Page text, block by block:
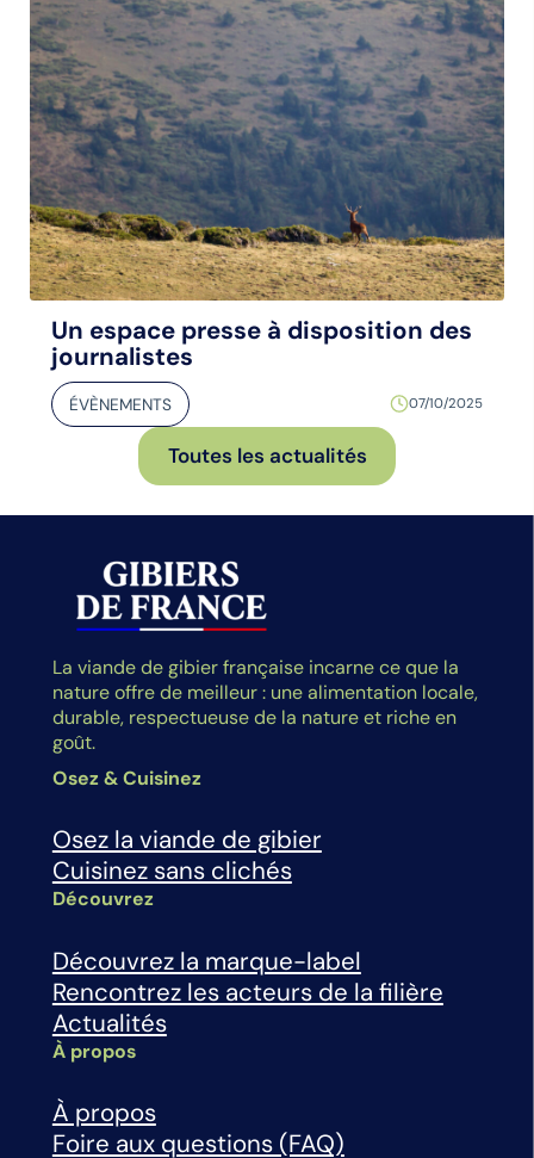
Un espace presse à disposition des
journalistes
ÉVÈNEMENTS 07/10/2025
Toutes les actualités
La viande de gibier française incarne ce que la
nature offre de meilleur : une alimentation locale,
durable, respectueuse de la nature et riche en
goût.
Osez & Cuisinez
Osez la viande de gibier
Cuisinez sans clichés
Découvrez
Découvrez la marque-label
Rencontrez les acteurs de la filière
Actualités
À propos
À propos
Foire aux questions (FAQ)